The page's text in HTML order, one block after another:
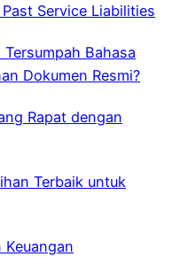
Service Liabilities
Bahasa
Dokumen Resmi?
Rapat dengan
Terbaik untuk
Keuangan